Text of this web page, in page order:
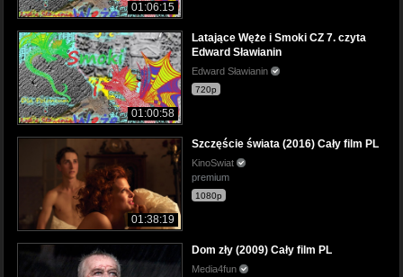
01:06:15
01:00:58
Latające Węże i Smoki CZ 7. czyta
Edward Sławianin
Edward Sławianin
720p
01:38:19
Szczęście świata (2016) Cały film PL
KinoSwiat
premium
1080p
Dom zły (2009) Cały film PL
Media4fun